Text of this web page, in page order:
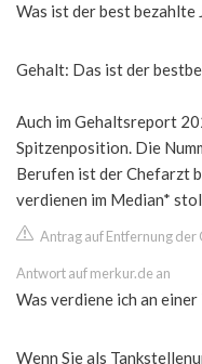
Was ist der best bezahlte
Gehalt: Das ist der
Auch im Gehaltsreport
Spitzenposition. Die
Berufen ist der Chefarzt
verdienen im Median*
Antrag auf Entfernung der
Antwort auf merkur.de an
Was verdiene ich an einer
Wenn Sie als